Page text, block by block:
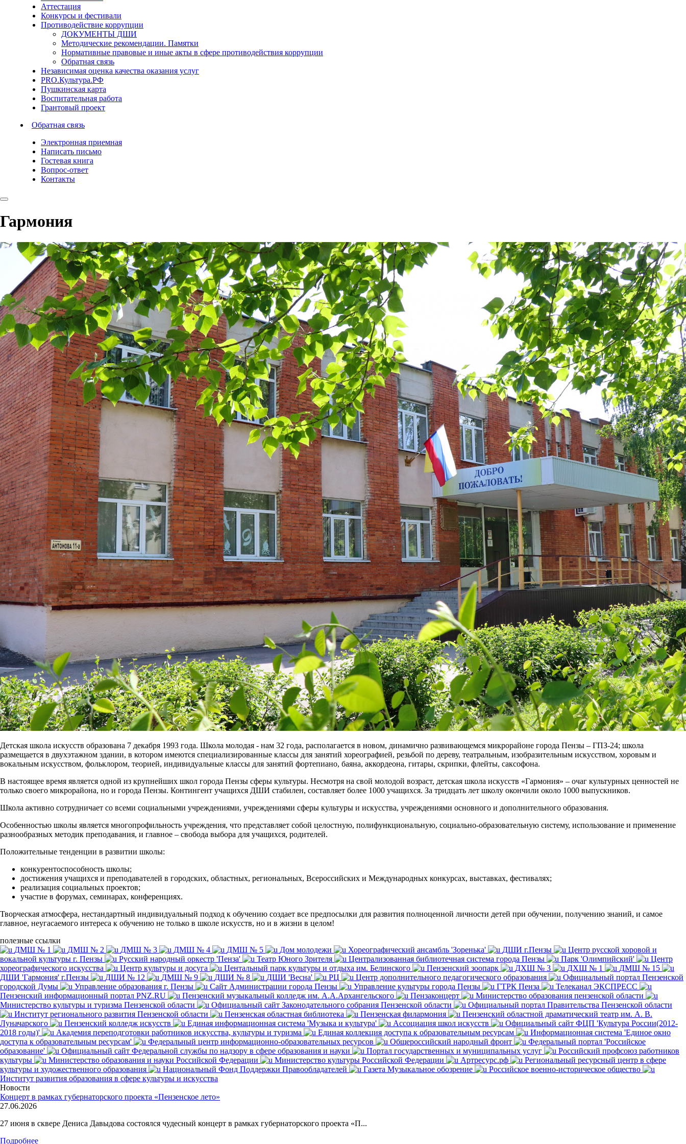
Аттестация
Конкурсы и фестивали
Противодействие коррупции
ДОКУМЕНТЫ ДШИ
Методические рекомендации. Памятки
Нормативные правовые и иные акты в сфере противодействия коррупции
Обратная связь
Независимая оценка качества оказания услуг
PRO.Культура.РФ
Пушкинская карта
Воспитательная работа
Грантовый проект
Обратная связь
Электронная приемная
Написать письмо
Гостевая книга
Вопрос-ответ
Контакты
Гармония
Детская школа искусств образована 7 декабря 1993 года. Школа молодая - нам 32 года, располагается в новом, динамично развивающемся микрорайоне города Пензы – ГПЗ-24; школа
размещается в двухэтажном здании, в котором имеются специализированные классы для занятий хореографией, резьбой по дереву, театральным, изобразительным искусством, хоровым и
вокальным искусством, фольклором, теорией, индивидуальные классы для занятий фортепиано, баяна, аккордеона, гитары, скрипки, флейты, саксофона.
В настоящее время является одной из крупнейших школ города Пензы сферы культуры. Несмотря на свой молодой возраст, детская школа искусств «Гармония» – очаг культурных ценностей не
только своего микрорайона, но и города Пензы. Контингент учащихся ДШИ стабилен, составляет более 1000 учащихся. За тридцать лет школу окончили около 1000 выпускников.
Школа активно сотрудничает со всеми социальными учреждениями, учреждениями сферы культуры и искусства, учреждениями основного и дополнительного образования.
Особенностью школы является многопрофильность учреждения, что представляет собой целостную, полифункциональную, социально-образовательную систему, использование и применение
разнообразных методик преподавания, и главное – свобода выбора для учащихся, родителей.
Положительные тенденции в развитии школы:
конкурентоспособность школы;
достижения учащихся и преподавателей в городских, областных, региональных, Всероссийских и Международных конкурсах, выставках, фестивалях;
реализация социальных проектов;
участие в форумах, семинарах, конференциях.
Творческая атмосфера, нестандартный индивидуальный подход к обучению создает все предпосылки для развития полноценной личности детей при обучении, получению знаний, и самое
главное, неугасаемого интереса к обучению не только в школе искусств, но и в жизни в целом!
полезные ссылки
ДМШ № 1
ДМШ № 2 ДМШ № 3 ДМШ № 4 ДМШ № 5 Дом молодежи Хореографический ансамбль 'Зоренька' ДШИ г.Пензы
Центр русской хоровой и
вокальной культуры г. Пензы
Русский народный оркестр 'Пенза' Театр Юного Зрителя Централизованная библиотечная система города Пензы Парк 'Олимпийский'
Центр
хореографического искусства
Центр культуры и досуга Центальный парк культуры и отдыха им. Белинского Пензенский зоопарк ДХШ № 3 ДХШ № 1
ДМШ № 15
ДШИ 'Гармония' г.Пензы
ДШИ № 12 ДМШ № 9 ДШИ № 8 ДШИ 'Весна' РЦ Центр дополнительного педагогического образования
Официальный портал Пензенской
городской Думы
Управление образования г. Пензы Сайт Администрации города Пензы Управление культуры города Пензы ГТРК Пенза
Телеканал ЭКСПРЕСС
Пензенский информационный портал PNZ.RU
Пензенский музыкальный колледж им. А.А.Архангельского Пензаконцерт
Министерство образования пензенской области
Министерство культуры и туризма Пензенской области
Официальный сайт Законодательного собрания Пензенской области
Официальный портал Правительства Пензенской области
Институт регионального развития Пензенской области
Пензенская областная библиотека Пензенская филармония
Пензенский областной драматический театр им. А. В.
Луначарского
Пензенский колледж искусств Единая информационная система 'Музыка и культура' Ассоциация школ искусств
Официальный сайт ФЦП 'Культура России(2012-
2018 годы)'
Академия переподготовки работников искусства, культуры и туризма Единая коллекция доступа к образовательным ресурсам
Информационная система 'Единое окно
доступа к образовательным ресурсам'
Федеральный центр информационно-образовательных ресурсов Общероссийский народный фронт
Федеральный портал 'Российское
образование'
Официальный сайт Федеральной службы по надзору в сфере образования и науки Портал государственных и муниципальных услуг
Российский профсоюз работников
культуры
Министерство образования и науки Российской Федерации Министерство культуры Российской Федерации Артресурс.рф
Региональный ресурсный центр в сфере
культуры и художественного образования
Национальный Фонд Поддержки Правообладателей Газета Музыкальное обозрение
Российское военно-историческое общество
Институт развития образования в сфере культуры и искусства
Новости
Концерт в рамках губернаторского проекта «Пензенское лето»
27.06.2026
27 июня в сквере Дениса Давыдова состоялся чудесный концерт в рамках губернаторского проекта «П...
Подробнее